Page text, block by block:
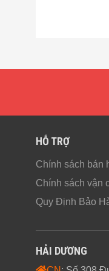
HỖ TRỢ
Chính sách bán
Chính sách vận
Quy Định Bảo
HẢI DƯƠNG